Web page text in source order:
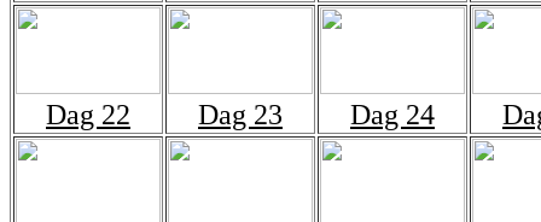
Dag 22 Dag 23 Dag 24